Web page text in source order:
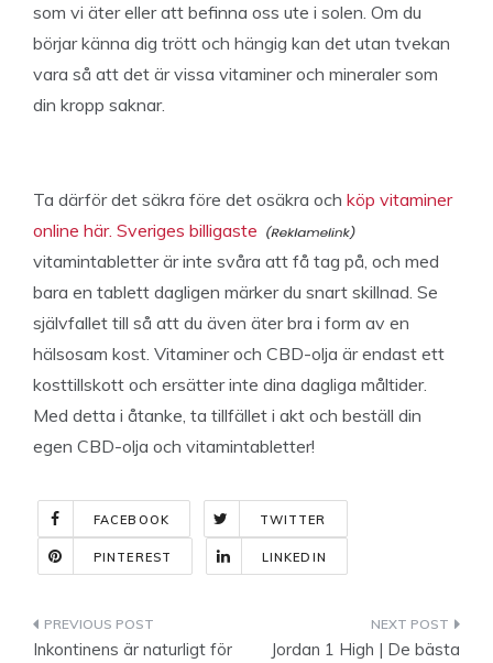
som vi äter eller att befinna oss ute i solen. Om du
börjar känna dig trött och hängig kan det utan tvekan
vara så att det är vissa vitaminer och mineraler som
din kropp saknar.
Ta därför det säkra före det osäkra och köp vitaminer
online här. Sveriges billigaste
vitamintabletter är inte svåra att få tag på, och med
bara en tablett dagligen märker du snart skillnad. Se
självfallet till så att du även äter bra i form av en
hälsosam kost. Vitaminer och CBD-olja är endast ett
kosttillskott och ersätter inte dina dagliga måltider.
Med detta i åtanke, ta tillfället i akt och beställ din
egen CBD-olja och vitamintabletter!
FACEBOOK TWITTER
PINTEREST LINKEDIN
Indlægsnavigation
Inkontinens är naturligt för
Jordan 1 High | De bästa